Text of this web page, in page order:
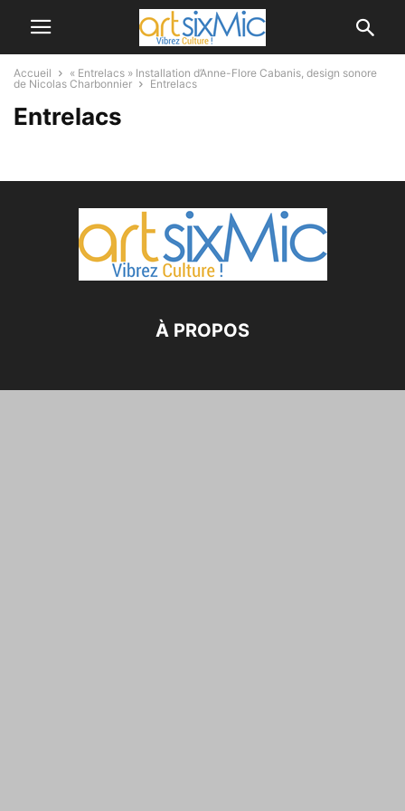
Accueil
« Entrelacs » Installation d’Anne-Flore Cabanis, design sonore
de Nicolas Charbonnier
Entrelacs
Entrelacs
À PROPOS